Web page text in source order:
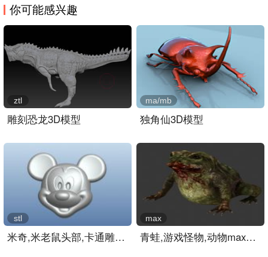
你可能感兴趣
雕刻恐龙3D模型
ztl
独角仙3D模型
ma/mb
米奇,米老鼠头部,卡通雕塑..
stl
青蛙,游戏怪物,动物max3d模..
max